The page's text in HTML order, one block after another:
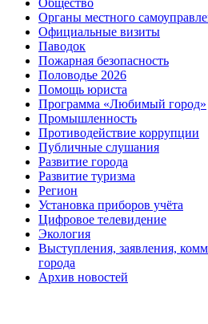
Общество
Органы местного
Официальные визиты
Паводок
Пожарная безопасность
Половодье 2026
Помощь юриста
Программа «Любимый город»
Промышленность
Противодействие коррупции
Публичные слушания
Развитие города
Развитие туризма
Регион
Установка приборов учёта
Цифровое телевидение
Экология
Выступления, заявления,
города
Архив новостей